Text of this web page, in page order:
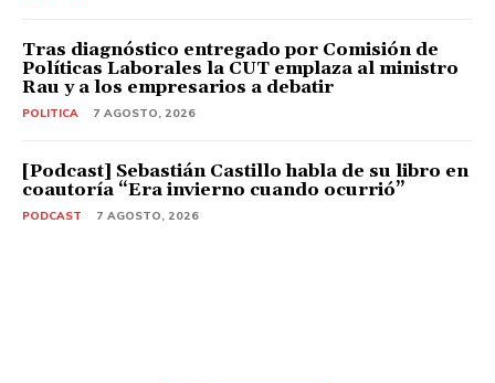
Tras diagnóstico entregado por Comisión de
Políticas Laborales la CUT emplaza al ministro
Rau y a los empresarios a debatir
POLITICA 7 AGOSTO, 2026
[Podcast] Sebastián Castillo habla de su libro en
coautoría “Era invierno cuando ocurrió”
PODCAST 7 AGOSTO, 2026